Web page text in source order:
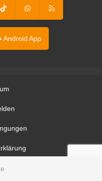
Android App